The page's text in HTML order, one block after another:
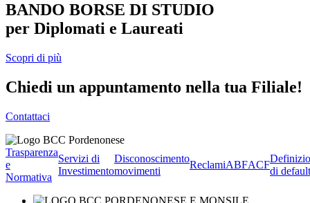
BANDO BORSE DI STUDIO
per Diplomati e Laureati
Scopri di più
Chiedi un appuntamento nella tua Filiale!
Contattaci
Trasparenza
e
Normativa
Servizi di
Investimento
Disconoscimento
movimenti
ReclamiABFACF
di default